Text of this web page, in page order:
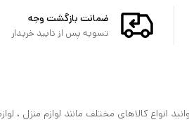
ضمانت بازگشت وجه
تسویه پس از تایید خریدار
انواع کالاهای مختلف مانند لوازم منزل ،